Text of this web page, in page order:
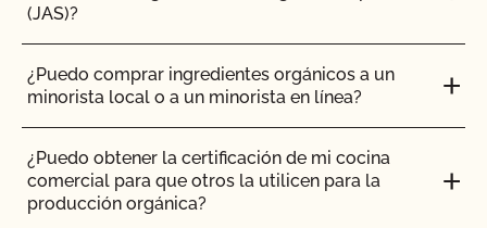
ganado orgánico?
¿Puedo utilizar antibióticos en mis animales y
mantener su condición orgánica?
¿Puedo utilizar cualquier matadero para procesar
mis animales orgánicos?
(JAS)?
¿Puedo comprar ingredientes orgánicos a un
minorista local o a un minorista en línea?
¿Puedo obtener la certificación de mi cocina
comercial para que otros la utilicen para la
producción orgánica?